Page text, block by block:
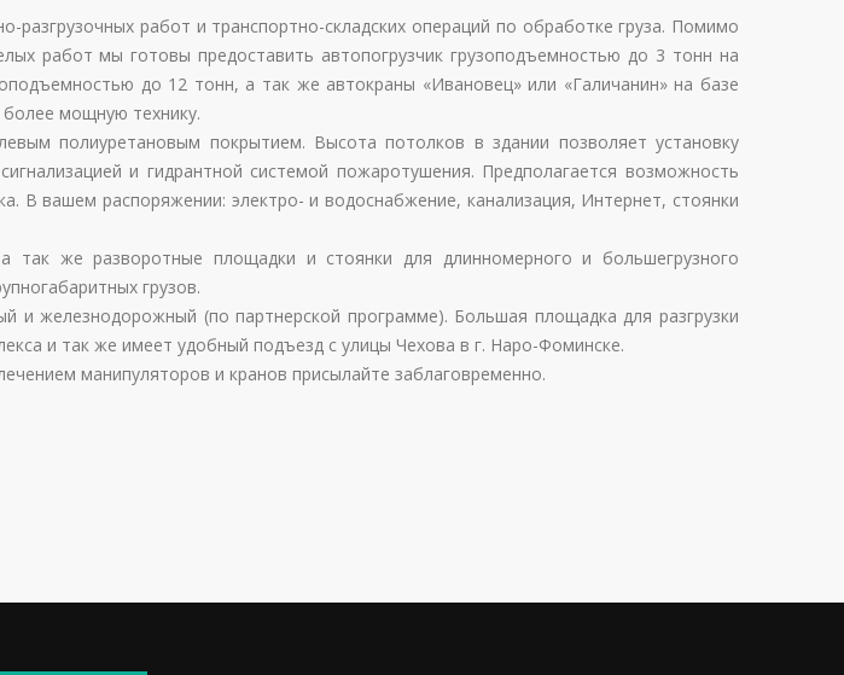
разгрузочных работ и транспортно-складских операций по обработке груза. Помимо
работ мы готовы предоставить автопогрузчик грузоподъемностью до 3 тонн на
до 12 тонн, а так же автокраны «Ивановец» или «Галичанин» на базе
мощную технику.
полиуретановым покрытием. Высота потолков в здании позволяет установку
и гидрантной системой пожаротушения. Предполагается возможность
В вашем распоряжении: электро- и водоснабжение, канализация, Интернет, стоянки
же разворотные площадки и стоянки для длинномерного и большегрузного
грузов.
и железнодорожный (по партнерской программе). Большая площадка для разгрузки
и так же имеет удобный подъезд с улицы Чехова в г. Наро-Фоминске.
манипуляторов и кранов присылайте заблаговременно.